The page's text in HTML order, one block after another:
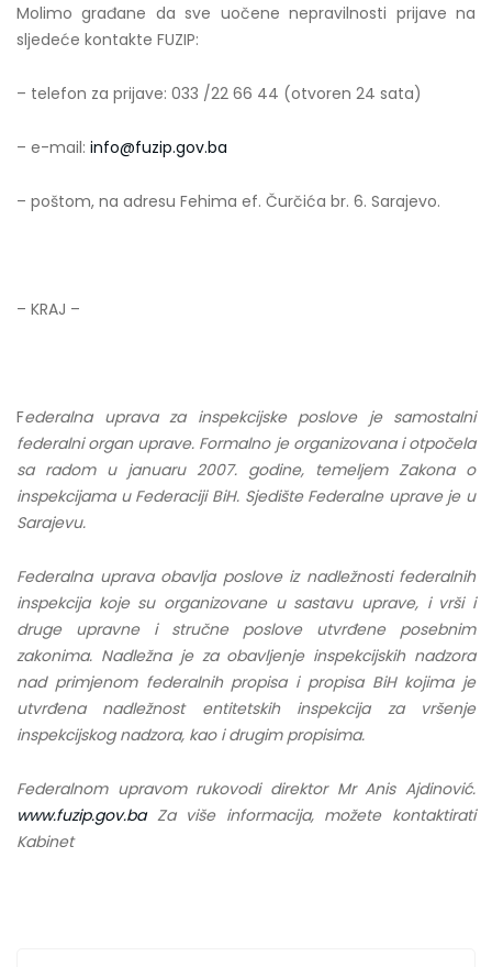
Molimo građane da sve uočene nepravilnosti prijave na
sljedeće kontakte FUZIP:
– telefon za prijave: 033 /22 66 44 (otvoren 24 sata)
– e-mail: info@fuzip.gov.ba
– poštom, na adresu Fehima ef. Čurčića br. 6. Sarajevo.
– KRAJ –
Federalna uprava za inspekcijske poslove je samostalni
federalni organ uprave. Formalno je organizovana i otpočela
sa radom u januaru 2007. godine, temeljem Zakona o
inspekcijama u Federaciji BiH. Sjedište Federalne uprave je u
Sarajevu.
Federalna uprava obavlja poslove iz nadležnosti federalnih
inspekcija koje su organizovane u sastavu uprave, i vrši i
druge upravne i stručne poslove utvrđene posebnim
zakonima. Nadležna je za obavljenje inspekcijskih nadzora
nad primjenom federalnih propisa i propisa BiH kojima je
utvrđena nadležnost entitetskih inspekcija za vršenje
inspekcijskog nadzora, kao i drugim propisima.
Federalnom upravom rukovodi direktor Mr Anis Ajdinović.
www.fuzip.gov.baZa više informacija, možete kontaktirati
Kabinet